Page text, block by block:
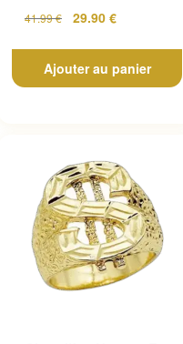
41.99€ 29.90 €
Ajouter au panier